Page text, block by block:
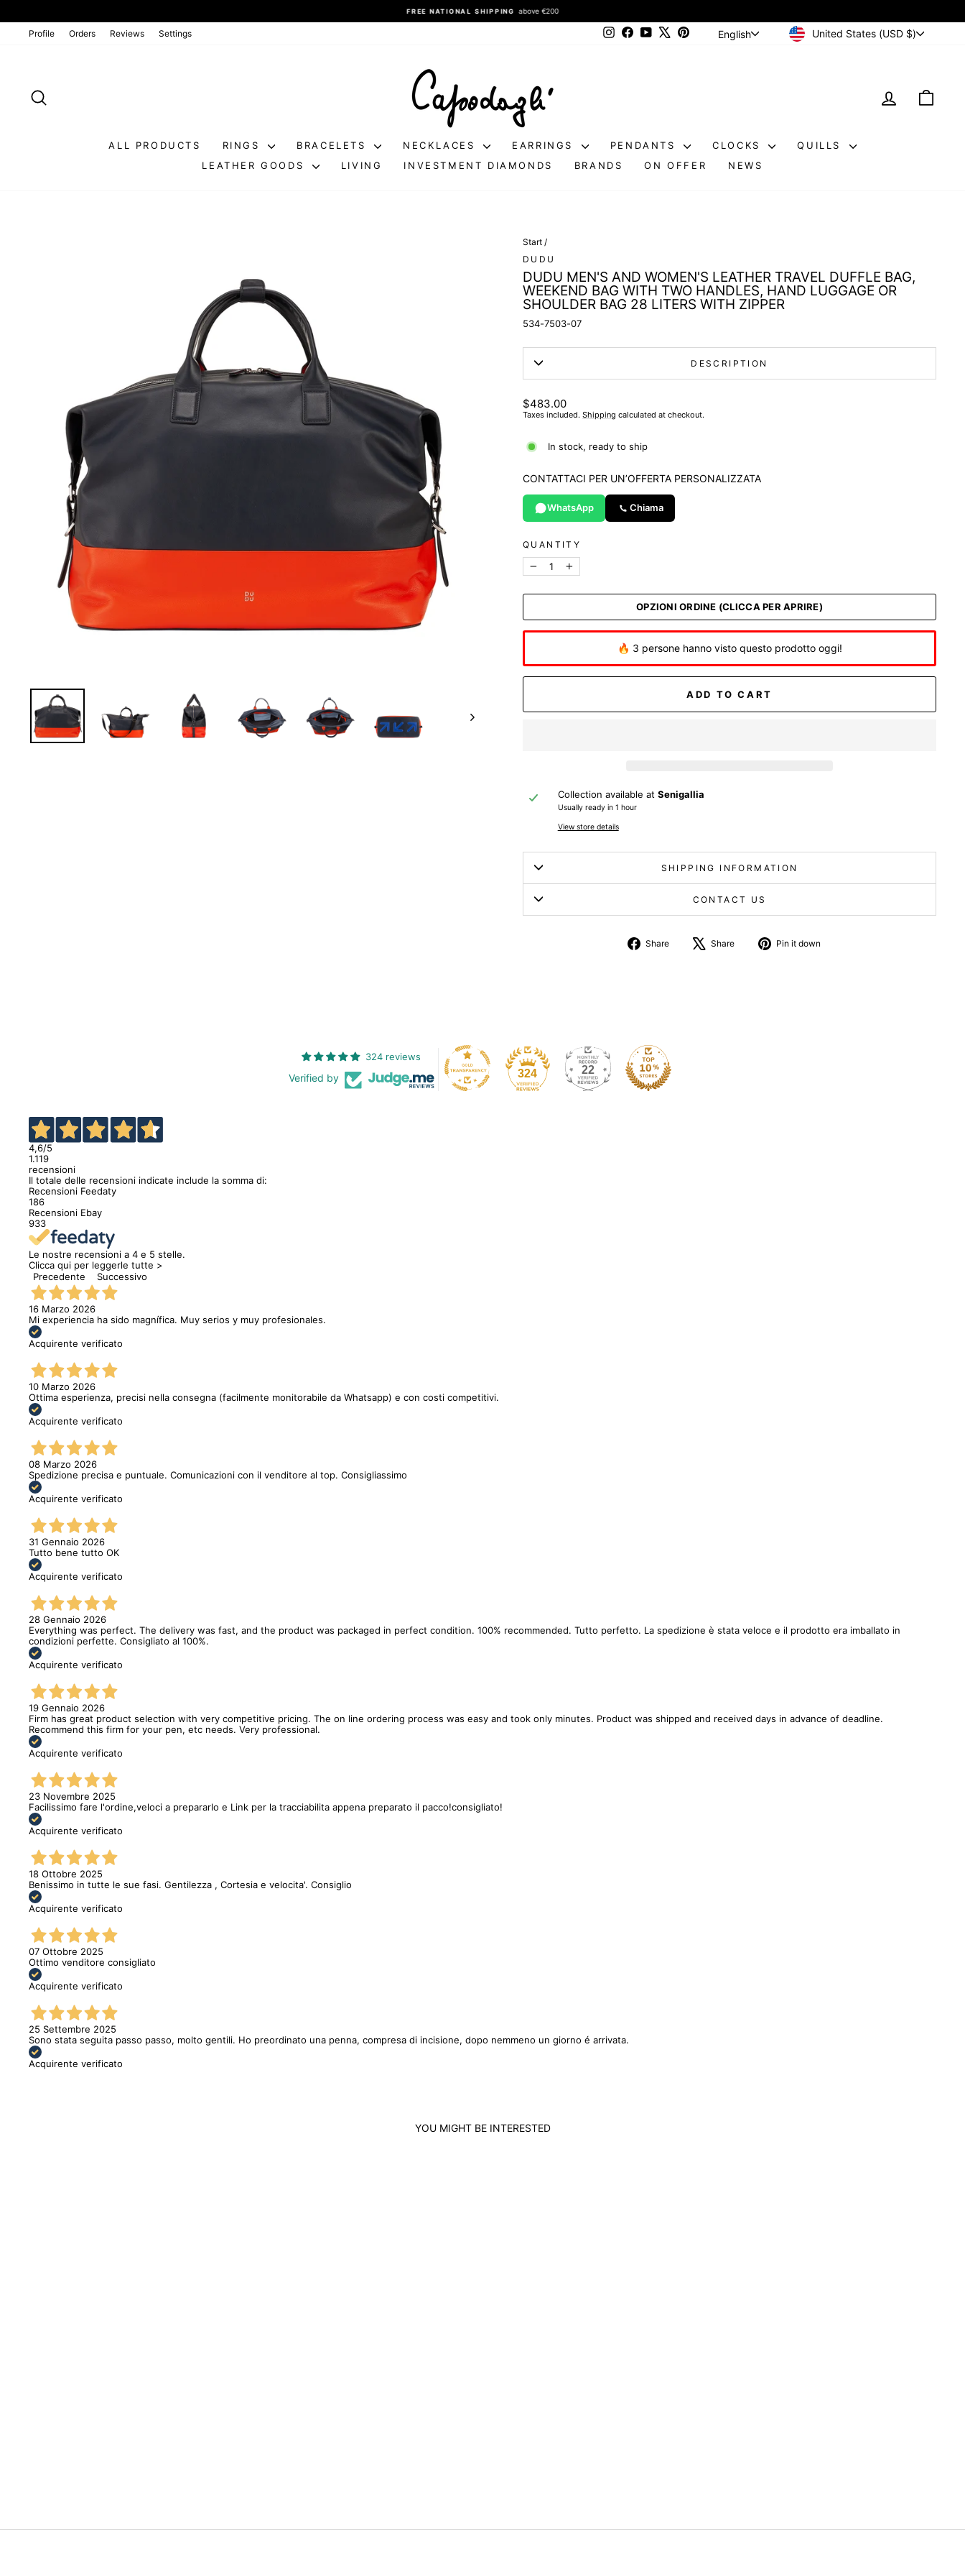
to
Pause
FREE NATIONAL SHIPPING above €200
Profile Orders Reviews Settings InstagramFacebookYouTube PinterestLANGUAGE
English CURRENCY
United States (USD $)
LOG IN
ALL PRODUCTS RINGS BRACELETS NECKLACES EARRINGS PENDANTS CLOCKS
QUILLS
LEATHER GOODS
LIVING INVESTMENT DIAMONDS BRANDS ON OFFER NEWS
Start /
DUDU
DUDU MEN'S AND WOMEN'S LEATHER TRAVEL DUFFLE BAG,
WEEKEND BAG WITH TWO HANDLES, HAND LUGGAGE OR
SHOULDER BAG 28 LITERS WITH ZIPPER
534-7503-07
DESCRIPTION
List
price
$483.00
Taxes included. Shipping calculated at checkout.
In stock, ready to ship
CONTATTACI PER UN’OFFERTA PERSONALIZZATA
WhatsApp Chiama
QUANTITY
− +
OPZIONI ORDINE (CLICCA PER APRIRE)
🔥 3 persone hanno visto questo prodotto oggi!
ADD TO CART
Collection available at Senigallia
Usually ready in 1 hour
View store details
SHIPPING INFORMATION
CONTACT US
Share
Share
Share
Tweet
about
Pin it down
324 reviews
Verified by 324 22
4,6/5
1.119
recensioni
Il totale delle recensioni indicate include la somma di:
Recensioni Feedaty
186
Recensioni Ebay
933
Le nostre recensioni a 4 e 5 stelle.
Clicca qui per leggerle tutte >
Precedente
Successivo
16 Marzo 2026
Mi experiencia ha sido magnífica. Muy serios y muy profesionales.
Acquirente verificato
10 Marzo 2026
Ottima esperienza, precisi nella consegna (facilmente monitorabile da Whatsapp) e con costi competitivi.
Acquirente verificato
08 Marzo 2026
Spedizione precisa e puntuale. Comunicazioni con il venditore al top. Consigliassimo
Acquirente verificato
31 Gennaio 2026
Tutto bene tutto OK
Acquirente verificato
28 Gennaio 2026
Everything was perfect. The delivery was fast, and the product was packaged in perfect condition. 100% recommended. Tutto perfetto. La spedizione è stata veloce e il prodotto era imballato in
condizioni perfette. Consigliato al 100%.
Acquirente verificato
19 Gennaio 2026
Firm has great product selection with very competitive pricing. The on line ordering process was easy and took only minutes. Product was shipped and received days in advance of deadline.
Recommend this firm for your pen, etc needs. Very professional.
Acquirente verificato
23 Novembre 2025
Facilissimo fare l'ordine,veloci a prepararlo e Link per la tracciabilita appena preparato il pacco!consigliato!
Acquirente verificato
18 Ottobre 2025
Benissimo in tutte le sue fasi. Gentilezza , Cortesia e velocita'. Consiglio
Acquirente verificato
07 Ottobre 2025
Ottimo venditore consigliato
Acquirente verificato
25 Settembre 2025
Sono stata seguita passo passo, molto gentili. Ho preordinato una penna, compresa di incisione, dopo nemmeno un giorno é arrivata.
Acquirente verificato
YOU MIGHT BE INTERESTED